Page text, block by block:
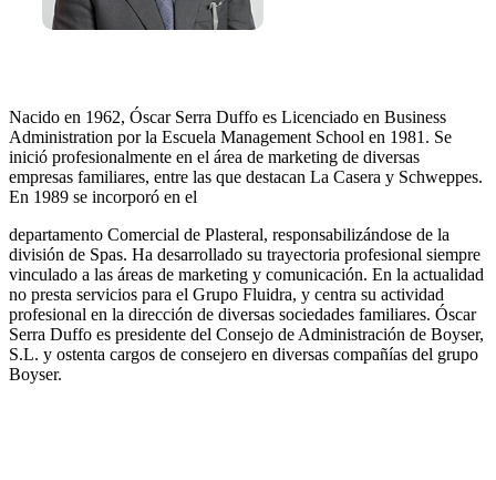
Nacido en 1962, Óscar Serra Duffo es Licenciado en Business
Administration por la Escuela Management School en 1981. Se
inició profesionalmente en el área de marketing de diversas
empresas familiares, entre las que destacan La Casera y Schweppes.
En 1989 se incorporó en el
departamento Comercial de Plasteral, responsabilizándose de la
división de Spas. Ha desarrollado su trayectoria profesional siempre
vinculado a las áreas de marketing y comunicación. En la actualidad
no presta servicios para el Grupo Fluidra, y centra su actividad
profesional en la dirección de diversas sociedades familiares. Óscar
Serra Duffo es presidente del Consejo de Administración de Boyser,
S.L. y ostenta cargos de consejero en diversas compañías del grupo
Boyser.